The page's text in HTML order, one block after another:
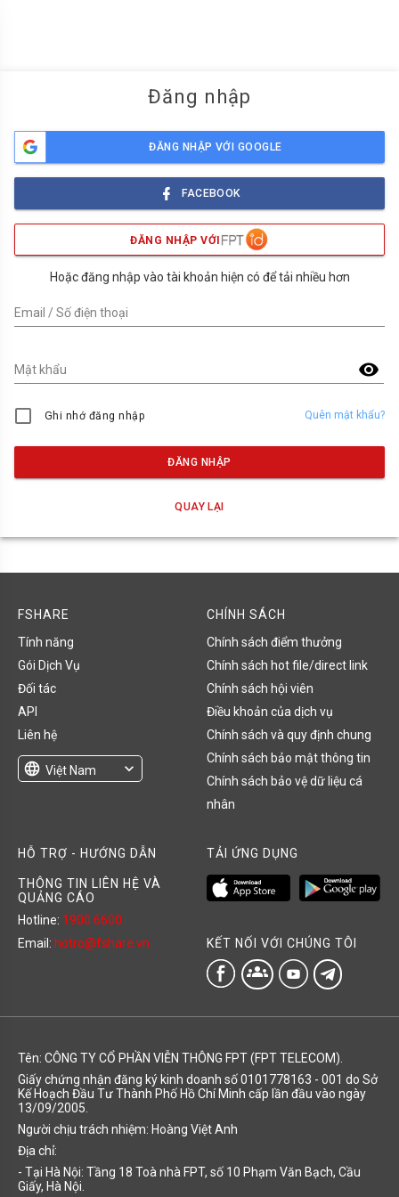
Đăng nhập
ĐĂNG NHẬP VỚI GOOGLE
FACEBOOK
ĐĂNG NHẬP VỚI
Hoặc đăng nhập vào tài khoản hiện có để tải nhiều hơn
Email / Số điện thoại
visibility
Mật khẩu
Ghi nhớ đăng nhập Quên mật khẩu?
ĐĂNG NHẬP
QUAY LẠI
FSHARE
Tính năng
Gói Dịch Vụ
Đối tác
API
Liên hệ
language Việt Nam
expand_more
CHÍNH SÁCH
Chính sách điểm thưởng
Chính sách hot file/direct link
Chính sách hội viên
Điều khoản của dịch vụ
Chính sách và quy định chung
Chính sách bảo mật thông tin
Chính sách bảo vệ dữ liệu cá
nhân
HỖ TRỢ - HƯỚNG DẪN
THÔNG TIN LIÊN HỆ VÀ
QUẢNG CÁO
Hotline: 1900 6600
Email: hotro@fshare.vn
TẢI ỨNG DỤNG
KẾT NỐI VỚI CHÚNG TÔI
groups
Tên: CÔNG TY CỔ PHẦN VIỄN THÔNG FPT (FPT TELECOM).
Giấy chứng nhận đăng ký kinh doanh số 0101778163 - 001 do Sở
Kế Hoạch Đầu Tư Thành Phố Hồ Chí Minh cấp lần đầu vào ngày
13/09/2005.
Người chịu trách nhiệm: Hoàng Việt Anh
Địa chỉ:
- Tại Hà Nội: Tầng 18 Toà nhà FPT, số 10 Phạm Văn Bạch, Cầu
Giấy, Hà Nội.